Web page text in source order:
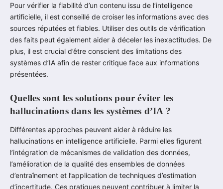
Pour vérifier la fiabilité d’un contenu issu de l’intelligence
artificielle, il est conseillé de croiser les informations avec des
sources réputées et fiables. Utiliser des outils de vérification
des faits peut également aider à déceler les inexactitudes. De
plus, il est crucial d’être conscient des limitations des
systèmes d’IA afin de rester critique face aux informations
présentées.
Quelles sont les solutions pour éviter les
hallucinations dans les systèmes d’IA ?
Différentes approches peuvent aider à réduire les
hallucinations en intelligence artificielle. Parmi elles figurent
l’intégration de mécanismes de validation des données,
l’amélioration de la qualité des ensembles de données
d’entraînement et l’application de techniques d’estimation
d’incertitude. Ces pratiques peuvent contribuer à limiter la